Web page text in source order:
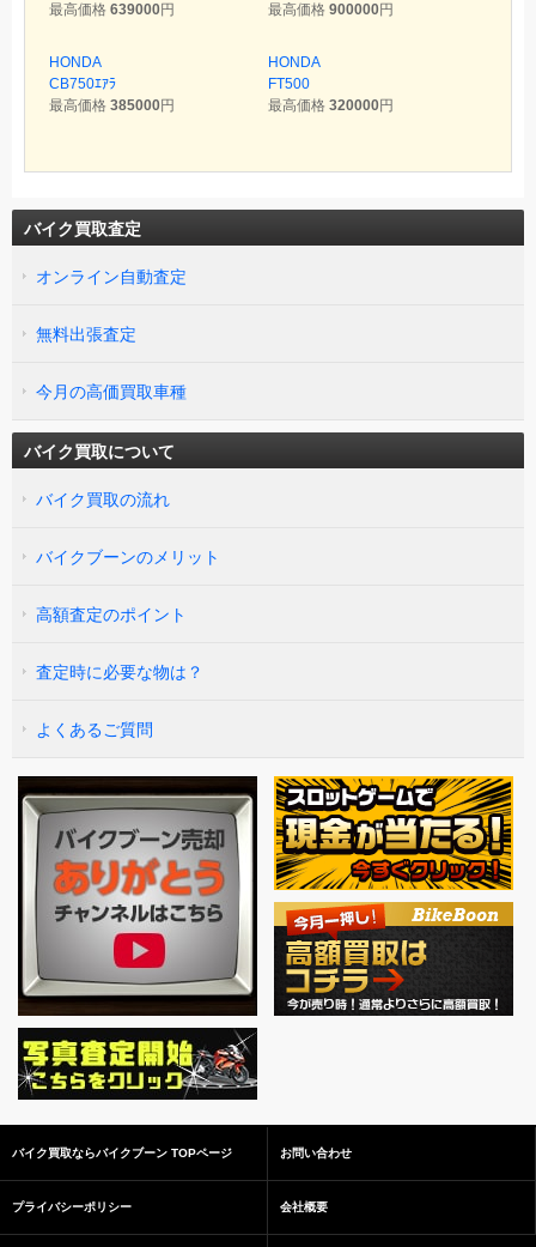
最高価格 639000円
最高価格 900000円
HONDA
CB750ｴｱﾗ
最高価格 385000円
HONDA
FT500
最高価格 320000円
バイク買取査定
オンライン自動査定
無料出張査定
今月の高価買取車種
バイク買取について
バイク買取の流れ
バイクブーンのメリット
高額査定のポイント
査定時に必要な物は？
よくあるご質問
バイク買取ならバイクブーン TOPページ お問い合わせ
プライバシーポリシー 会社概要